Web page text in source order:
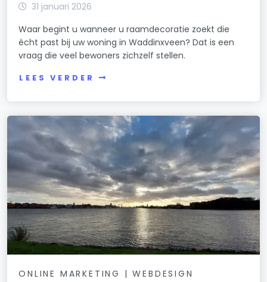
31 januari 2026
Waar begint u wanneer u raamdecoratie zoekt die
écht past bij uw woning in Waddinxveen? Dat is een
vraag die veel bewoners zichzelf stellen.
LEES VERDER
ONLINE MARKETING | WEBDESIGN